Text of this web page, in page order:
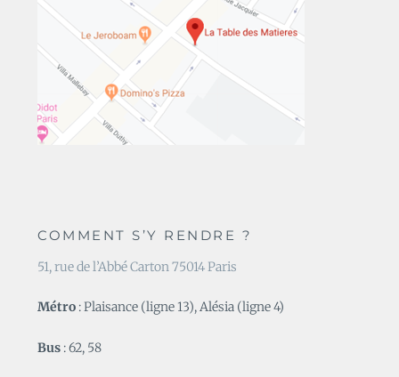
COMMENT S’Y RENDRE ?
51, rue de l’Abbé Carton 75014 Paris
Métro : Plaisance (ligne 13), Alésia (ligne 4)
Bus : 62, 58